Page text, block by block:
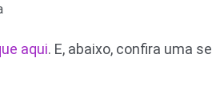
aqui. E, abaixo, confira uma